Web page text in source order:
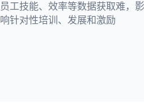
员工技能、效率等数据获取难，影
响针对性培训、发展和激励